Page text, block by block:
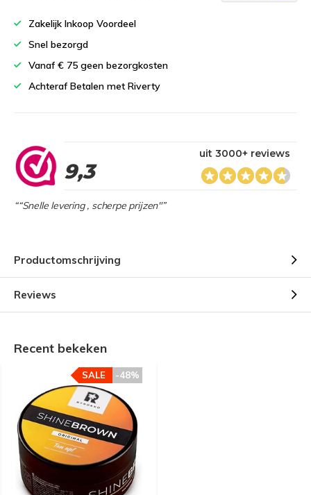
Zakelijk Inkoop Voordeel
Snel bezorgd
Vanaf € 75 geen bezorgkosten
Achteraf Betalen met Riverty
9,3
uit 3000+ reviews
““Snelle levering , scherpe prijzen"”
Productomschrijving
Reviews
Recent bekeken
-48%
SALE